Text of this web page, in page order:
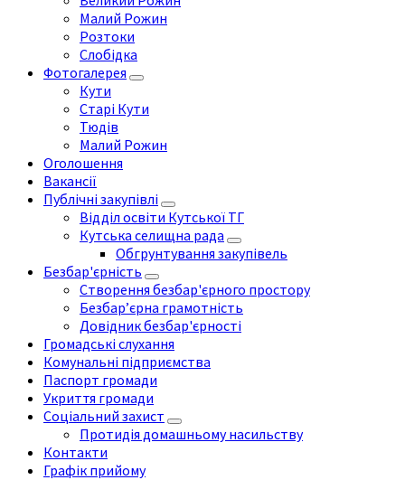
Малий Рожин
Розтоки
Слобідка
Фотогалерея
Кути
Старі Кути
Тюдів
Малий Рожин
Оголошення
Вакансії
Публічні закупівлі
Відділ освіти Кутської ТГ
Кутська селищна рада
Обгрунтування закупівель
Безбар'єрність
Створення безбар'єрного простору
Безбар’єрна грамотність
Довідник безбар'єрності
Громадські слухання
Комунальні підприємства
Паспорт громади
Укриття громади
Соціальний захист
Протидія домашньому насильству
Контакти
Графік прийому